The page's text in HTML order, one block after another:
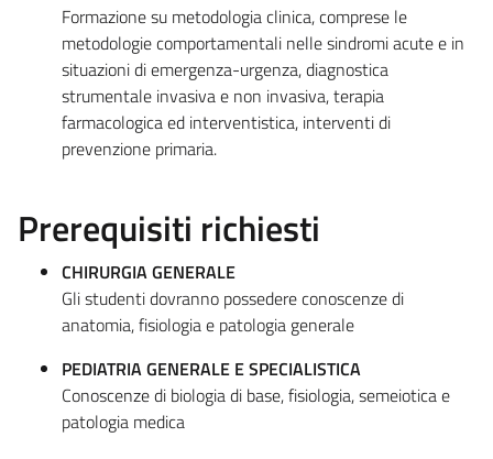
Formazione su metodologia clinica, comprese le
metodologie comportamentali nelle sindromi acute e in
situazioni di emergenza-urgenza, diagnostica
strumentale invasiva e non invasiva, terapia
farmacologica ed interventistica, interventi di
prevenzione primaria.
Prerequisiti richiesti
CHIRURGIA GENERALE
Gli studenti dovranno possedere conoscenze di
anatomia, fisiologia e patologia generale
PEDIATRIA GENERALE E SPECIALISTICA
Conoscenze di biologia di base, fisiologia, semeiotica e
patologia medica